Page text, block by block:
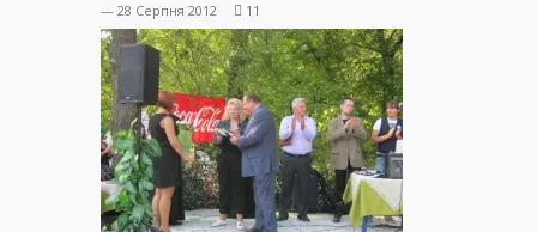
— 28 Серпня 2012 11